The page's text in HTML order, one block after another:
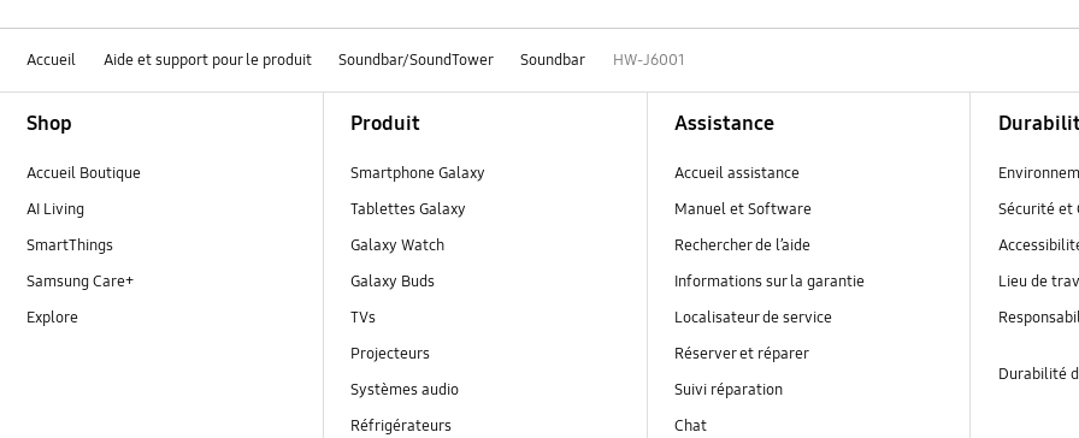
Accueil Aide et support pour le produit Soundbar/SoundTower Soundbar HW-J6001
Shop
Accueil Boutique
AI Living
SmartThings
Samsung Care+
Explore
Produit
Smartphone Galaxy
Tablettes Galaxy
Galaxy Watch
Galaxy Buds
TVs
Projecteurs
Systèmes audio
Réfrigérateurs
Assistance
Accueil assistance
Manuel et Software
Rechercher de l’aide
Informations sur la garantie
Localisateur de service
Réserver et réparer
Suivi réparation
Chat
Sécurité et
Lieu de
Durabilité